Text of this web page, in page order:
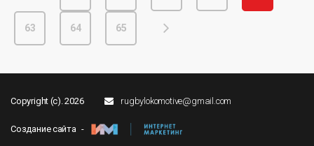
63 64 65
Copyright (c). 2026 rugbylokomotive@gmail.com
Создание сайта -